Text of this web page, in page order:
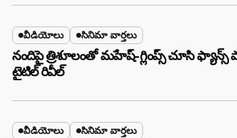
వీడియోలు సినిమా వార్తలు
నందిపై త్రిశూలంతో మహేష్-గ్లింప్స్ చూసి ఫ్యాన్స్
టైటిల్ రివీల్
వీడియోలు సినిమా వార్తలు